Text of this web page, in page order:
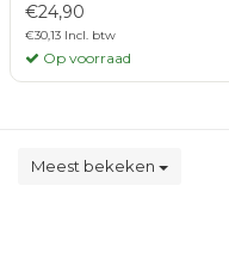
€24,90
€30,13 Incl. btw
Op voorraad
Meest bekeken